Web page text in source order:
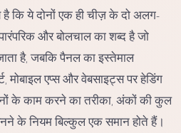
कि ये दोनों एक ही चीज़ के दो अलग-
और बोलचाल का शब्द है जो
है, जबकि पैनल का इस्तेमाल
एप्स और वेबसाइट्स पर हेडिंग
के काम करने का तरीका, अंकों की कुल
के नियम बिल्कुल एक समान होते हैं।